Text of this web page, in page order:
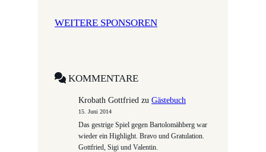
WEITERE SPONSOREN
KOMMENTARE
Krobath Gottfried zu Gästebuch
15. Juni 2014
Das gestrige Spiel gegen Bartolomähberg war
wieder ein Highlight. Bravo und Gratulation.
Gottfried, Sigi und Valentin.